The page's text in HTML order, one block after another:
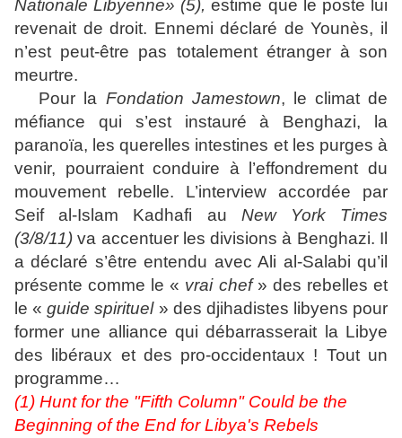
Nationale Libyenne» (5), estime que le poste lui
revenait de droit. Ennemi déclaré de Younès, il
n’est peut-être pas totalement étranger à son
meurtre.
Pour la Fondation Jamestown, le climat de
méfiance qui s’est instauré à Benghazi, la
paranoïa, les querelles intestines et les purges à
venir, pourraient conduire à l’effondrement du
mouvement rebelle. L’interview accordée par
Seif al-Islam Kadhafi au New York Times
(3/8/11) va accentuer les divisions à Benghazi. Il
a déclaré s’être entendu avec Ali al-Salabi qu’il
présente comme le « vrai chef» des rebelles et
le «guide spirituel» des djihadistes libyens pour
former une alliance qui débarrasserait la Libye
des libéraux et des pro-occidentaux ! Tout un
programme…
(1) Hunt for the "Fifth Column" Could be the
Beginning of the End for Libya's Rebels